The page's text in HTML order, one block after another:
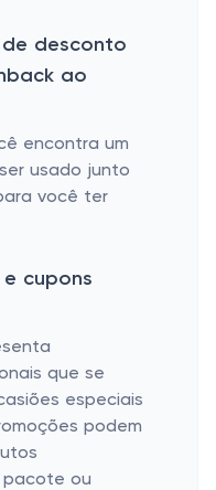
de desconto
ao
encontra um
usado junto
você ter
cupons
que se
especiais
podem
pacote ou